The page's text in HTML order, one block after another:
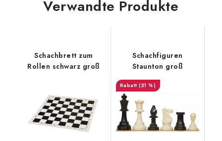
Verwandte Produkte
Schachbrett zum
Rollen schwarz groß
Schachfiguren
Staunton groß
(21 %)